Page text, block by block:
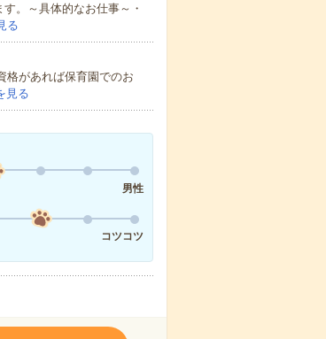
。～具体的なお仕事～・
る
格があれば保育園でのお
見る
男性
コツコツ